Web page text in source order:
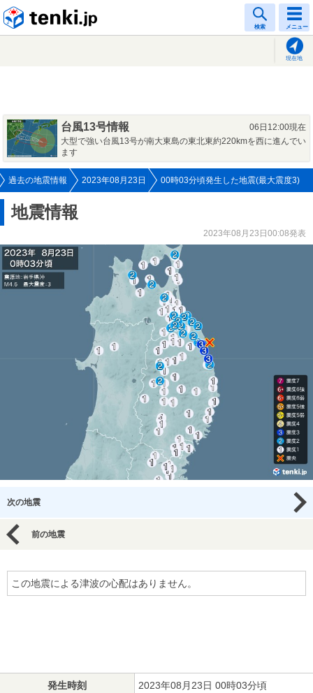
検索 メニュー
現在地
台風13号情報
06日12:00現在
大型で強い台風13号が南大東島の東北東約220kmを西に進んでい
ます
過去の地震情報 2023年08月23日 00時03分頃発生した地震(最大震度3)
地震情報
2023年08月23日00:08発表
次の地震
前の地震
この地震による津波の心配はありません。
発生時刻 2023年08月23日 00時03分頃